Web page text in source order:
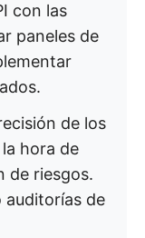
con las
paneles de
de los
hora de
de riesgos.
auditorías de